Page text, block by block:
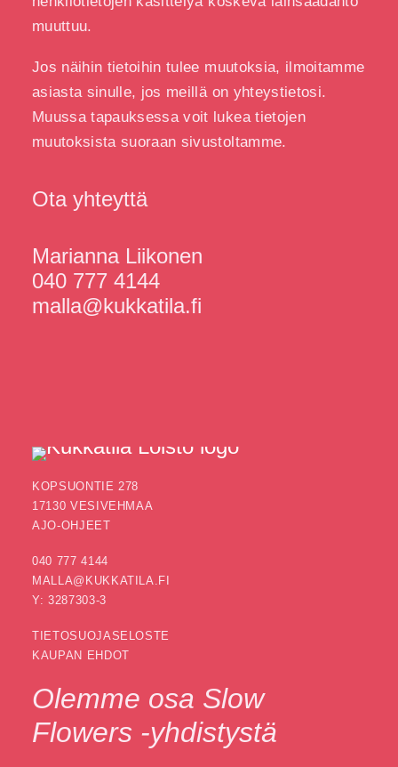
muuttuu.
Jos näihin tietoihin tulee muutoksia, ilmoitamme
asiasta sinulle, jos meillä on yhteystietosi.
Muussa tapauksessa voit lukea tietojen
muutoksista suoraan sivustoltamme.
Ota yhteyttä
Marianna Liikonen
040 777 4144
malla@kukkatila.fi
KOPSUONTIE 278
17130 VESIVEHMAA
AJO-OHJEET
040 777 4144
MALLA@KUKKATILA.FI
Y: 3287303-3
TIETOSUOJASELOSTE
KAUPAN EHDOT
Olemme osa Slow
Flowers -yhdistystä